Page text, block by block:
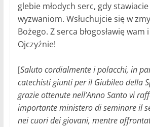
glebie młodych serc, gdy
wyzwaniom. Wsłuchujcie się w
Bożego. Z serca błogosławię wam
Ojczyźnie!
[Saluto cordialmente i polacchi, in
catechisti giunti per il Giubileo della
grazie ottenute nell’Anno Santo vi
importante ministero di seminare il
nei cuori dei giovani, mentre